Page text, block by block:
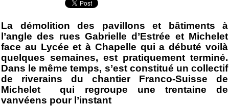
La démolition des pavillons et bâtiments à
l’angle des rues Gabrielle d’Estrée et Michelet
face au Lycée et à Chapelle qui a débuté voilà
quelques semaines, est pratiquement terminé.
Dans le même temps, s’est constitué un collectif
de riverains du chantier Franco-Suisse de
Michelet qui regroupe une trentaine de
vanvéens pour l’instant